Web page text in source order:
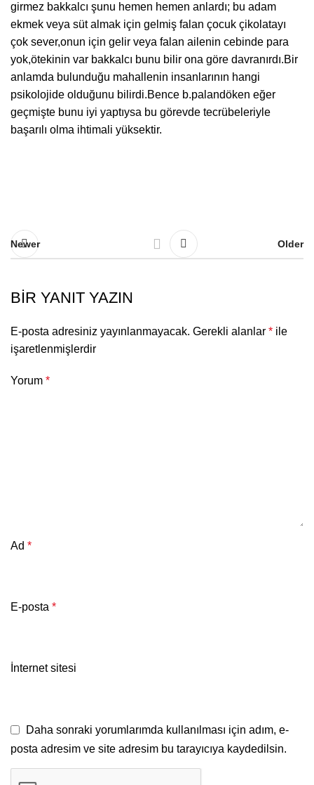
girmez bakkalcı şunu hemen hemen anlardı; bu adam
ekmek veya süt almak için gelmiş falan çocuk çikolatayı
çok sever,onun için gelir veya falan ailenin cebinde para
yok,ötekinin var bakkalcı bunu bilir ona göre davranırdı.Bir
anlamda bulunduğu mahallenin insanlarının hangi
psikolojide olduğunu bilirdi.Bence b.palandöken eğer
geçmişte bunu iyi yaptıysa bu görevde tecrübeleriyle
başarılı olma ihtimali yüksektir.
Newer Older
BIR YANIT YAZIN
E-posta adresiniz yayınlanmayacak. Gerekli alanlar * ile
işaretlenmişlerdir
Yorum *
Ad *
E-posta *
İnternet sitesi
Daha sonraki yorumlarımda kullanılması için adım, e-
posta adresim ve site adresim bu tarayıcıya kaydedilsin.